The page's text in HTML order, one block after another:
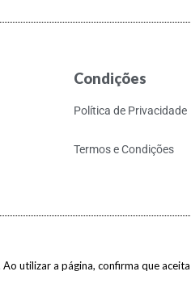
utilizar a página, confirma que
Condições
Política de Privacidade
Termos e Condições